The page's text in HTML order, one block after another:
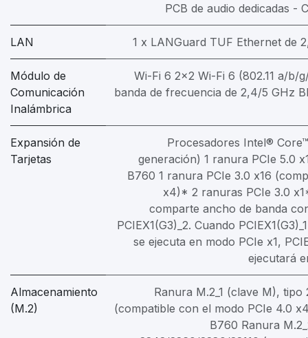
PCB de audio dedicadas -
LAN 1 x LANGuard TUF Ethernet de
Módulo de
Comunicación
Inalámbrica
Wi-Fi 6 2x2 Wi-Fi 6 (802.11 a/b/
banda de frecuencia de 2,4/5 GHz
Expansión de
Tarjetas
Procesadores Intel® Core™
generación) 1 ranura PCIe 5.0
B760 1 ranura PCIe 3.0 x16
x4)* 2 ranuras PCIe 3.0
comparte ancho de banda
PCIEX1(G3)_2. Cuando
se ejecuta en modo PCIe x1,
ejecutará
Almacenamiento
(M.2)
Ranura M.2_1 (clave M),
(compatible con el modo PCIe 4.0
B760 Ranura